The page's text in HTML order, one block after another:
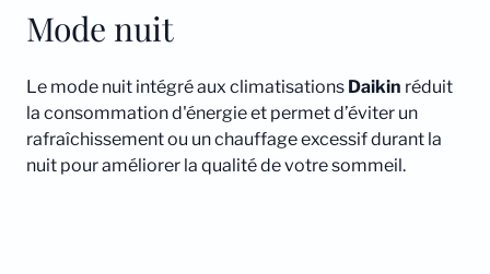
Mode nuit
Le mode nuit intégré aux climatisations Daikin réduit
la consommation d'énergie et permet d’éviter un
rafraîchissement ou un chauffage excessif durant la
nuit pour améliorer la qualité de votre sommeil.